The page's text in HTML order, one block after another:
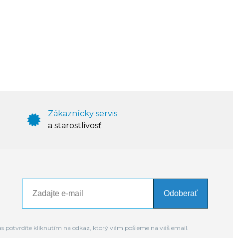
Zákaznícky servis
a starostlivosť
Odoberať
potvrdíte kliknutím na odkaz, ktorý vám pošleme na váš email.